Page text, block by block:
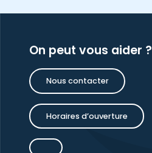
On peut vous aider ?
Nous contacter
Horaires d’ouverture